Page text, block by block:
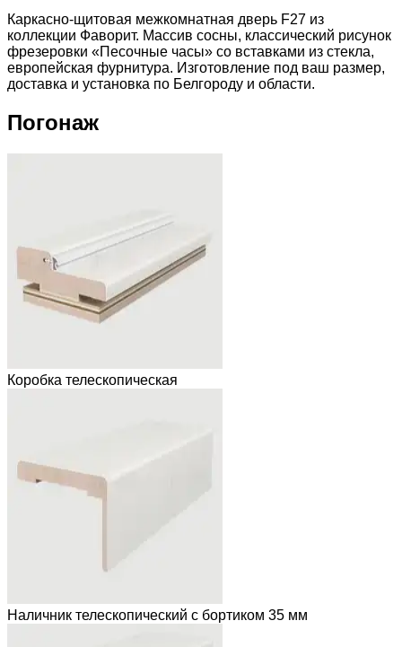
Каркасно-щитовая межкомнатная дверь F27 из
коллекции Фаворит. Массив сосны, классический рисунок
фрезеровки «Песочные часы» со вставками из стекла,
европейская фурнитура. Изготовление под ваш размер,
доставка и установка по Белгороду и области.
Погонаж
Коробка телескопическая
Наличник телескопический с бортиком 35 мм